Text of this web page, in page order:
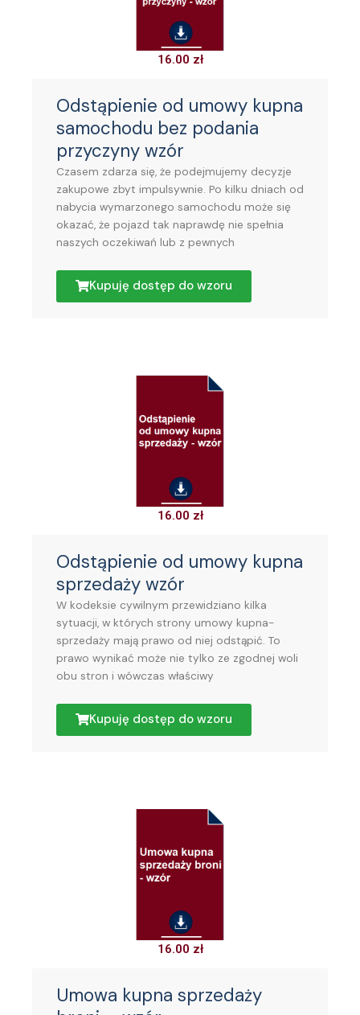
16.00 zł
Odstąpienie od umowy kupna
samochodu bez podania
przyczyny wzór
Czasem zdarza się, że podejmujemy decyzje
zakupowe zbyt impulsywnie. Po kilku dniach od
nabycia wymarzonego samochodu może się
okazać, że pojazd tak naprawdę nie spełnia
naszych oczekiwań lub z pewnych
Kupuję dostęp do wzoru
16.00 zł
Odstąpienie od umowy kupna
sprzedaży wzór
W kodeksie cywilnym przewidziano kilka
sytuacji, w których strony umowy kupna-
sprzedaży mają prawo od niej odstąpić. To
prawo wynikać może nie tylko ze zgodnej woli
obu stron i wówczas właściwy
Kupuję dostęp do wzoru
16.00 zł
Umowa kupna sprzedaży